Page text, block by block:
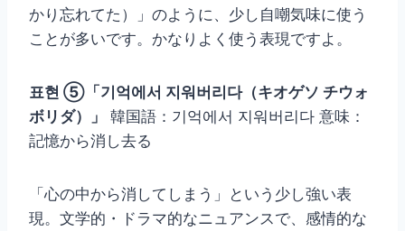
かり忘れてた）」のように、少し自嘲気味に使う
ことが多いです。かなりよく使う表現ですよ。
표현 ⑤「기억에서 지워버리다（キオゲソ チウォ
ボリダ）」
韓国語：기억에서 지워버리다 意味：
記憶から消し去る
「心の中から消してしまう」という少し強い表
現。文学的・ドラマ的なニュアンスで、感情的な